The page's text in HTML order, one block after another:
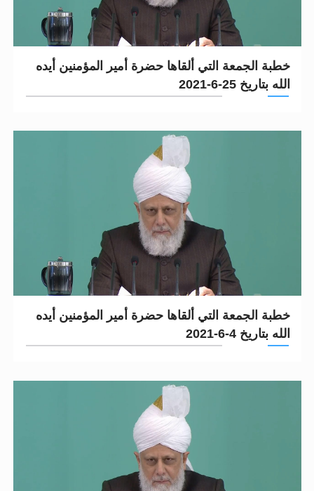
خطبة الجمعة التي ألقاها حضرة أمير المؤمنين أيده
الله بتاريخ 25-6-2021
خطبة الجمعة التي ألقاها حضرة أمير المؤمنين أيده
الله بتاريخ 4-6-2021